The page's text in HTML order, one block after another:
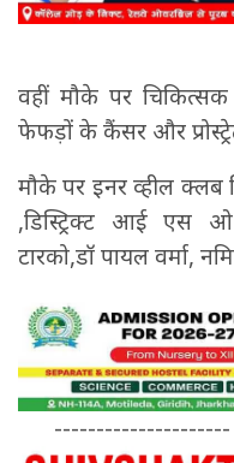
वहीं मौके पर चिकित्सक
फेफड़ों के कैंसर और
मौके पर इनर व्हील क्लब
,डिस्ट्रिक्ट आई एस ओ
टारको,डॉ पायल वर्मा,
---------------------